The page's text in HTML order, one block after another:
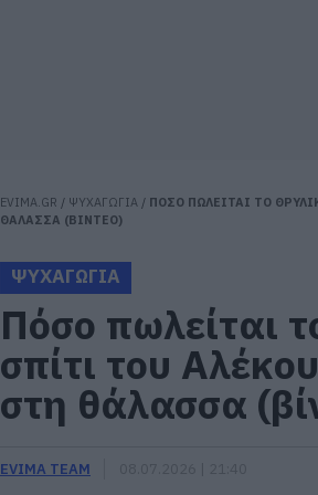
EVIMA.GR / ΨΥΧΑΓΩΓΙΑ / ΠΟΣΟ ΠΩΛΕΙΤΑΙ ΤΟ
ΘΑΛΑΣΣΑ (ΒΙΝΤΕΟ)
ΨΥΧΑΓΩΓΙΑ
Πόσο πωλείται
σπίτι του
στη θάλασσα
EVIMA TEAM